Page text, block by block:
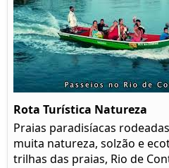
Rota Turística Natureza
Praias paradisíacas
muita natureza, solzão e
trilhas das praias, Rio de